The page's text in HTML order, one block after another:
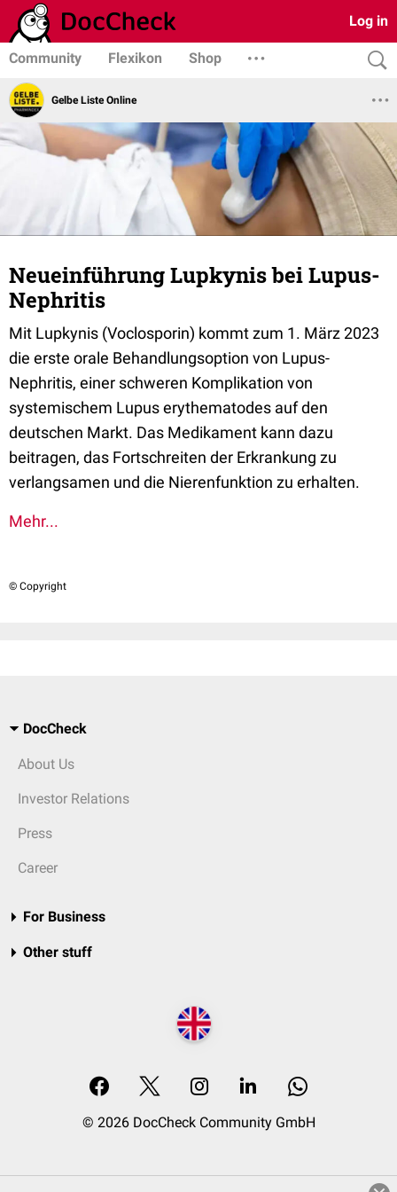
Log in
Community Flexikon Shop
Gelbe Liste Online
Neueinführung Lupkynis bei Lupus-
Nephritis
Mit Lupkynis (Voclosporin) kommt zum 1. März 2023
die erste orale Behandlungsoption von Lupus-
Nephritis, einer schweren Komplikation von
systemischem Lupus erythematodes auf den
deutschen Markt. Das Medikament kann dazu
beitragen, das Fortschreiten der Erkrankung zu
verlangsamen und die Nierenfunktion zu erhalten.
Mehr...
© Copyright
DocCheck
About Us
Investor Relations
Press
Career
For Business
Other stuff
© 2026 DocCheck Community GmbH